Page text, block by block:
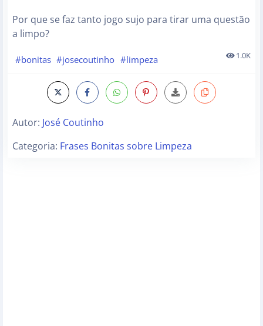
Por que se faz tanto jogo sujo para tirar uma questão
a limpo?
#bonitas #josecoutinho #limpeza 1.0K
Autor: José Coutinho
Categoria: Frases Bonitas sobre Limpeza